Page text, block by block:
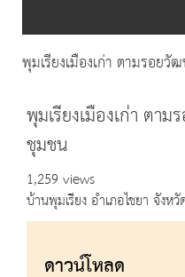
พุมเรียงเมืองเก่า ตามรอย
พุมเรียงเมืองเก่า ตา
ชุมชน
1,259 views
บ้านพุมเรียง อำเภอไชยา จังห
ดาวน์โหลด